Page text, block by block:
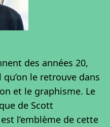
des années 20,
le retrouve dans
et le graphisme. Le
de Scott
l’emblème de cette